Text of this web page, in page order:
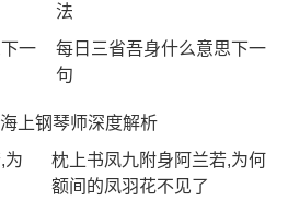
法
每日三省吾身什么意思下一
句
海上钢琴师深度解析
枕上书凤九附身阿兰若,为何
额间的凤羽花不见了